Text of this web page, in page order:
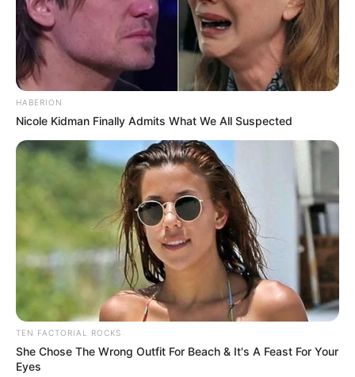
FALE CONOSCO
Nome
E-mail*
Mensagem
BUSCAR
DESTAQUES
HABERION
Nicole Kidman Finally Admits What We All Suspected
TEN FACTORIAL ROCKS
She Chose The Wrong Outfit For Beach & It's A Feast For Your
Eyes